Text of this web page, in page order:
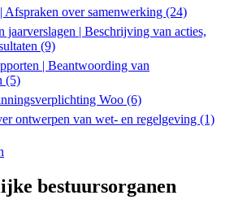
| Afspraken over samenwerking (24)
jaarverslagen | Beschrijving van acties,
(9)
| Beantwoording van
(5)
Woo (6)
ontwerpen van wet- en regelgeving (1)
bestuursorganen